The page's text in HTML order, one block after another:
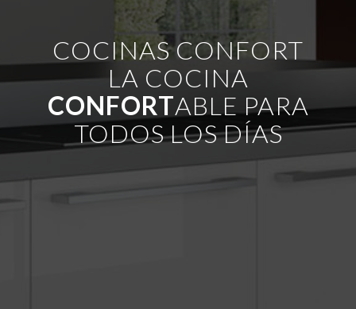
COCINAS CONFORT
LA COCINA
CONFORTABLE PARA
TODOS LOS DÍAS